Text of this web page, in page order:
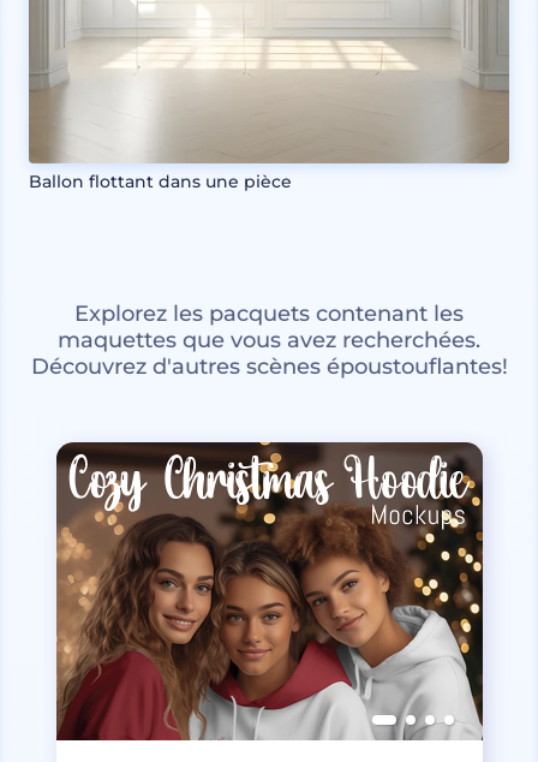
Ballon flottant dans une pièce
Explorez les pacquets contenant les
maquettes que vous avez recherchées.
Découvrez d'autres scènes époustouflantes!